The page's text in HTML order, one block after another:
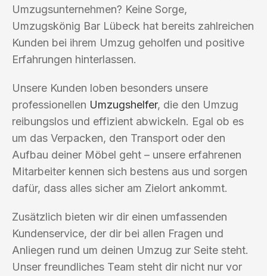
Umzugsunternehmen? Keine Sorge,
Umzugskönig Bar Lübeck hat bereits zahlreichen
Kunden bei ihrem Umzug geholfen und positive
Erfahrungen hinterlassen.
Unsere Kunden loben besonders unsere
professionellen Umzugshelfer, die den Umzug
reibungslos und effizient abwickeln. Egal ob es
um das Verpacken, den Transport oder den
Aufbau deiner Möbel geht – unsere erfahrenen
Mitarbeiter kennen sich bestens aus und sorgen
dafür, dass alles sicher am Zielort ankommt.
Zusätzlich bieten wir dir einen umfassenden
Kundenservice, der dir bei allen Fragen und
Anliegen rund um deinen Umzug zur Seite steht.
Unser freundliches Team steht dir nicht nur vor